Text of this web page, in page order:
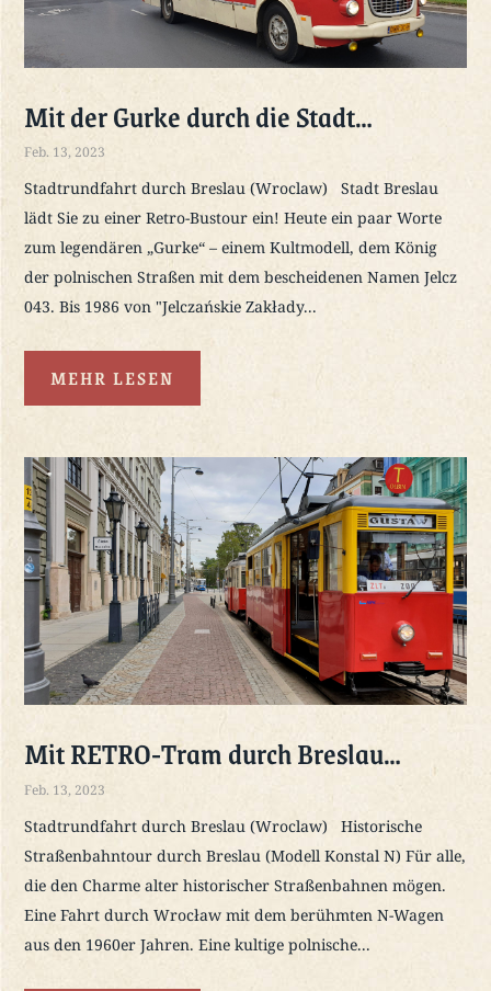
Mit der Gurke durch die Stadt…
Feb. 13, 2023
Stadtrundfahrt durch Breslau (Wroclaw) Stadt Breslau
lädt Sie zu einer Retro-Bustour ein! Heute ein paar Worte
zum legendären „Gurke“ – einem Kultmodell, dem König
der polnischen Straßen mit dem bescheidenen Namen Jelcz
043. Bis 1986 von "Jelczańskie Zakłady...
MEHR LESEN
Mit RETRO-Tram durch Breslau…
Feb. 13, 2023
Stadtrundfahrt durch Breslau (Wroclaw) Historische
Straßenbahntour durch Breslau (Modell Konstal N) Für alle,
die den Charme alter historischer Straßenbahnen mögen.
Eine Fahrt durch Wrocław mit dem berühmten N-Wagen
aus den 1960er Jahren. Eine kultige polnische...